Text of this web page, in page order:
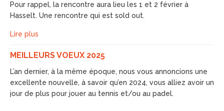
Pour rappel, la rencontre aura lieu les 1 et 2 février à
Hasselt. Une rencontre qui est sold out.
Lire plus
MEILLEURS VOEUX 2025
L’an dernier, à la même époque, nous vous annoncions une
excellente nouvelle, à savoir qu’en 2024, vous alliez avoir un
jour de plus pour jouer au tennis et/ou au padel.